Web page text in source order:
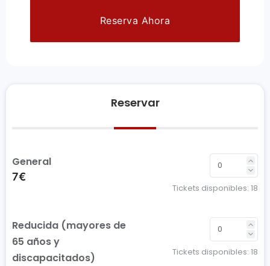
Reserva Ahora
Reservar
General
7€
Tickets disponibles: 18
Reducida (mayores de
65 años y
discapacitados)
Tickets disponibles: 18